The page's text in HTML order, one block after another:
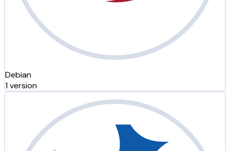
Debian
1 version